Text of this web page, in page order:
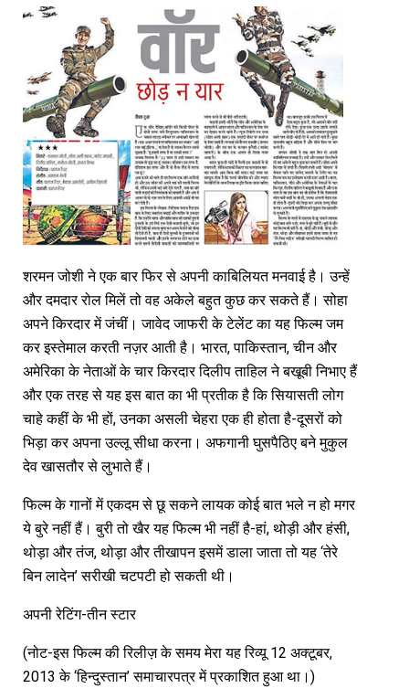
शरमन जोशी ने एक बार फिर से अपनी काबिलियत मनवाई है। उन्हें
और दमदार रोल मिलें तो वह अकेले बहुत कुछ कर सकते हैं। सोहा
अपने किरदार में जंचीं। जावेद जाफरी के टेलेंट का यह फिल्म जम
कर इस्तेमाल करती नज़र आती है। भारत, पाकिस्तान, चीन और
अमेरिका के नेताओं के चार किरदार दिलीप ताहिल ने बखूबी निभाए हैं
और एक तरह से यह इस बात का भी प्रतीक है कि सियासती लोग
चाहे कहीं के भी हों, उनका असली चेहरा एक ही होता है-दूसरों को
भिड़ा कर अपना उल्लू सीधा करना। अफगानी घुसपैठिए बने मुकुल
देव खासतौर से लुभाते हैं।
फिल्म के गानों में एकदम से छू सकने लायक कोई बात भले न हो मगर
ये बुरे नहीं हैं। बुरी तो खैर यह फिल्म भी नहीं है-हां, थोड़ी और हंसी,
थोड़ा और तंज, थोड़ा और तीखापन इसमें डाला जाता तो यह ‘तेरे
बिन लादेन’ सरीखी चटपटी हो सकती थी।
अपनी रेटिंग-तीन स्टार
(नोट-इस फिल्म की रिलीज़ के समय मेरा यह रिव्यू 12 अक्टूबर,
2013 के ‘हिन्दुस्तान’ समाचारपत्र में प्रकाशित हुआ था।)